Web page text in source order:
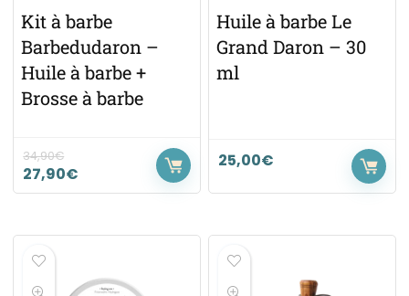
Kit à barbe
Barbedudaron –
Huile à barbe +
Brosse à barbe
34,90€
27,90€
Huile à barbe Le
Grand Daron – 30
ml
25,00€